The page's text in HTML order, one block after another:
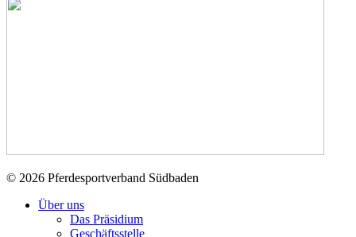
© 2026 Pferdesportverband Südbaden
Über uns
Das Präsidium
Geschäftsstelle